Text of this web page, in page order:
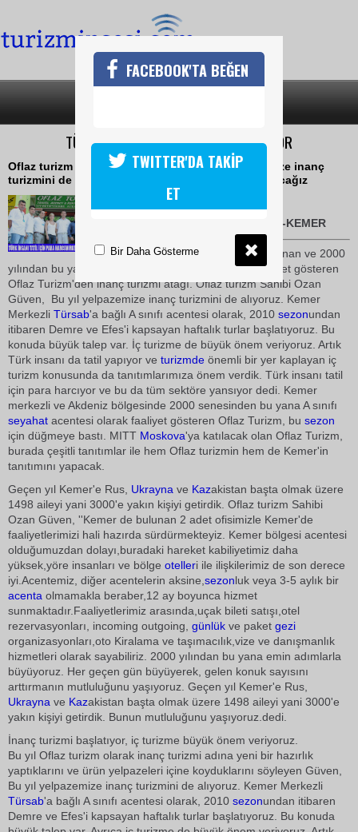
TÜRK İNSANI TATİL İÇİN PARA HARCIYOR
Oflaz turizm Sahibi Ozan Güven,  Bu yıl yelpazemize inanç
turizmini de alarak daha geniş tanıtım imkanı bulacağız
11 Mart 2010 / 13:11
TURİZMİN SESİ-Halil ÖNCÜ-KEMER
Kemer merkezde kurulu bulunan ve 2000
yılından bu yana A sınıfı
acentesi olarak faaliyet gösteren
Oflaz Turizm'den inanç turizmi atağı. Oflaz turizm Sahibi Ozan
Güven,  Bu yıl yelpazemize inanç turizmini de alıyoruz. Kemer
Merkezli Türsab'a bağlı A sınıfı acentesi olarak, 2010 sezonundan
itibaren Demre ve Efes'i kapsayan haftalık turlar başlatıyoruz. Bu
konuda büyük talep var. İç turizme de büyük önem veriyoruz. Artık
Türk insanı da tatil yapıyor ve turizmde önemli bir yer kaplayan iç
turizm konusunda da tanıtımlarımıza önem verdik. Türk insanı tatil
için para harcıyor ve bu da tüm sektöre yansıyor dedi. Kemer
merkezli ve Akdeniz bölgesinde 2000 senesinden bu yana A sınıfı
seyahat acentesi olarak faaliyet gösteren Oflaz Turizm, bu sezon
için düğmeye bastı. MITT Moskova'ya katılacak olan Oflaz Turizm,
burada çeşitli tanıtımlar ile hem Oflaz turizmin hem de Kemer'in
tanıtımını yapacak.
Geçen yıl Kemer'e Rus, Ukrayna ve Kazakistan başta olmak üzere
1498 aileyi yani 3000'e yakın kişiyi getirdik. Oflaz turizm Sahibi
Ozan Güven, ''Kemer de bulunan 2 adet ofisimizle Kemer'de
faaliyetlerimizi hali hazırda sürdürmekteyiz. Kemer bölgesi acentesi
olduğumuzdan dolayı,buradaki hareket kabiliyetimiz daha
yüksek,yöre insanları ve bölge otelleri ile ilişkilerimiz de son derece
iyi.Acentemiz, diğer acentelerin aksine, sezonluk veya 3-5 aylık bir
acenta olmamakla beraber,12 ay boyunca hizmet
sunmaktadır.Faaliyetlerimiz arasında,uçak bileti satışı,otel
rezervasyonları, incoming outgoing, günlük ve paket gezi
organizasyonları,oto Kiralama ve taşımacılık,vize ve danışmanlık
hizmetleri olarak sayabiliriz. 2000 yılından bu yana emin adımlarla
büyüyoruz. Her geçen gün büyüyerek, gelen konuk sayısını
arttırmanın mutluluğunu yaşıyoruz. Geçen yıl Kemer'e Rus,
Ukrayna ve Kazakistan başta olmak üzere 1498 aileyi yani 3000'e
yakın kişiyi getirdik. Bunun mutluluğunu yaşıyoruz.dedi.
İnanç turizmi başlatıyor, iç turizme büyük önem veriyoruz.
Bu yıl Oflaz turizm olarak inanç turizmi adına yeni bir hazırlık
yaptıklarını ve ürün yelpazeleri içine koyduklarını söyleyen Güven,
Bu yıl yelpazemize inanç turizmini de alıyoruz. Kemer Merkezli
Türsab'a bağlı A sınıfı acentesi olarak, 2010 sezonundan itibaren
Demre ve Efes'i kapsayan haftalık turlar başlatıyoruz. Bu konuda
FACEBOOK'TA BEĞEN
TWITTER'DA TAKİP
ET
Bir Daha Gösterme